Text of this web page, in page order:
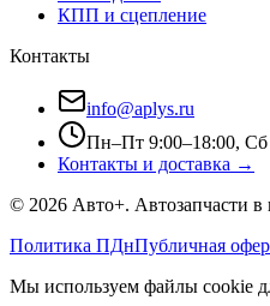
КПП и сцепление
Контакты
info@aplys.ru
Пн–Пт 9:00–18:00, Сб
Контакты и доставка →
© 2026 Авто+. Автозапчасти
Политика ПДнПубличная
Мы используем файлы cookie